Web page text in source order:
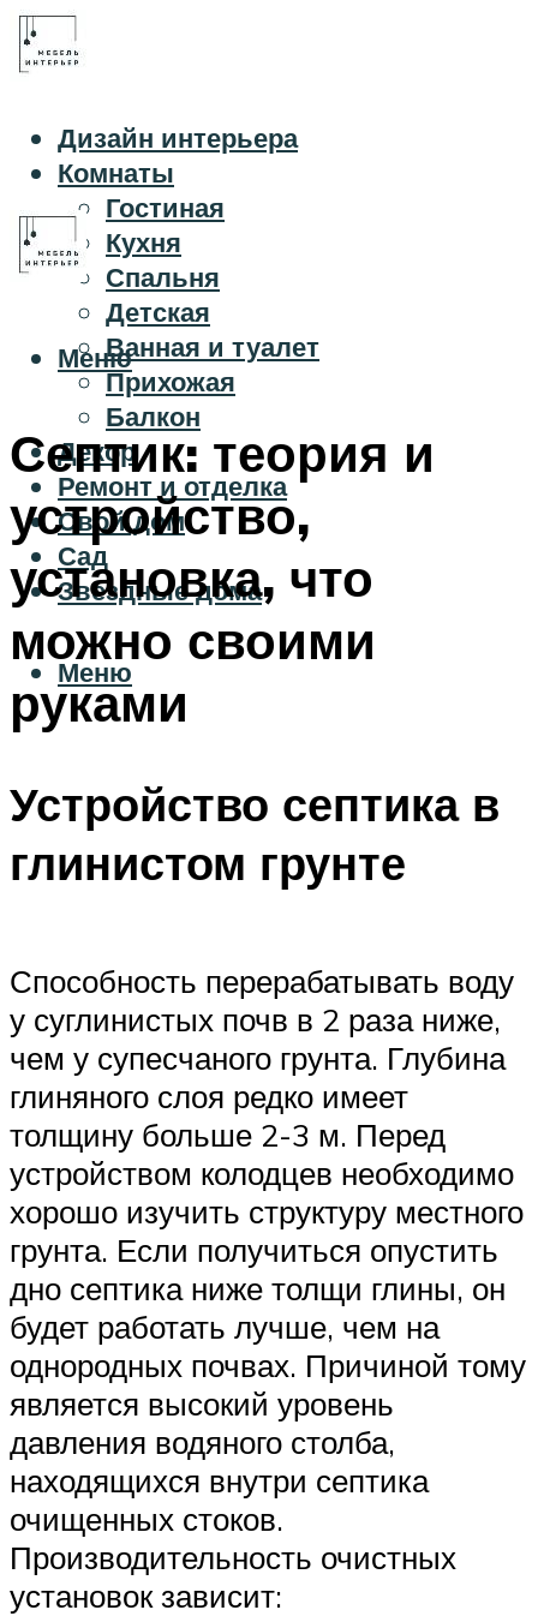
Дизайн интерьера
Комнаты
Гостиная
Кухня
Спальня
Детская
Ванная и туалет
Прихожая
Балкон
Декор
Ремонт и отделка
Свой дом
Сад
Звездные дома
Меню
Меню
Септик: теория и
устройство,
установка, что
можно своими
руками
Устройство септика в
глинистом грунте
Способность перерабатывать воду
у суглинистых почв в 2 раза ниже,
чем у супесчаного грунта. Глубина
глиняного слоя редко имеет
толщину больше 2-3 м. Перед
устройством колодцев необходимо
хорошо изучить структуру местного
грунта. Если получиться опустить
дно септика ниже толщи глины, он
будет работать лучше, чем на
однородных почвах. Причиной тому
является высокий уровень
давления водяного столба,
находящихся внутри септика
очищенных стоков.
Производительность очистных
установок зависит: